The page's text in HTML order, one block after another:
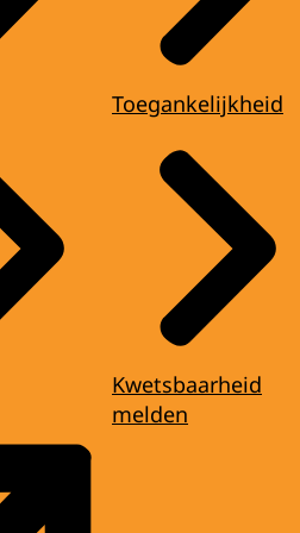
Toegankelijkheid
Kwetsbaarheid
melden